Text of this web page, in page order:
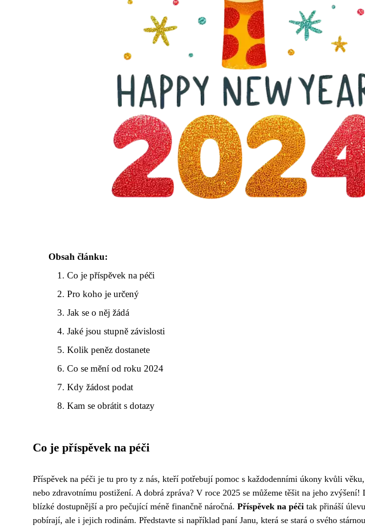
Obsah článku:
Co je příspěvek na péči
Pro koho je určený
Jak se o něj žádá
Jaké jsou stupně závislosti
Kolik peněz dostanete
Co se mění od roku 2024
Kdy žádost podat
Kam se obrátit s dotazy
Co je příspěvek na péči
Příspěvek na péči je tu pro ty z nás, kteří potřebují pomoc s každodenními úkony kvůli
nebo zdravotnímu postižení. A dobrá zpráva? V roce 2025 se můžeme těšit na jeho zvýšení!
blízké dostupnější a pro pečující méně finančně náročná. Příspěvek na péči tak přináší
pobírají, ale i jejich rodinám. Představte si například paní Janu, která se stará o svého